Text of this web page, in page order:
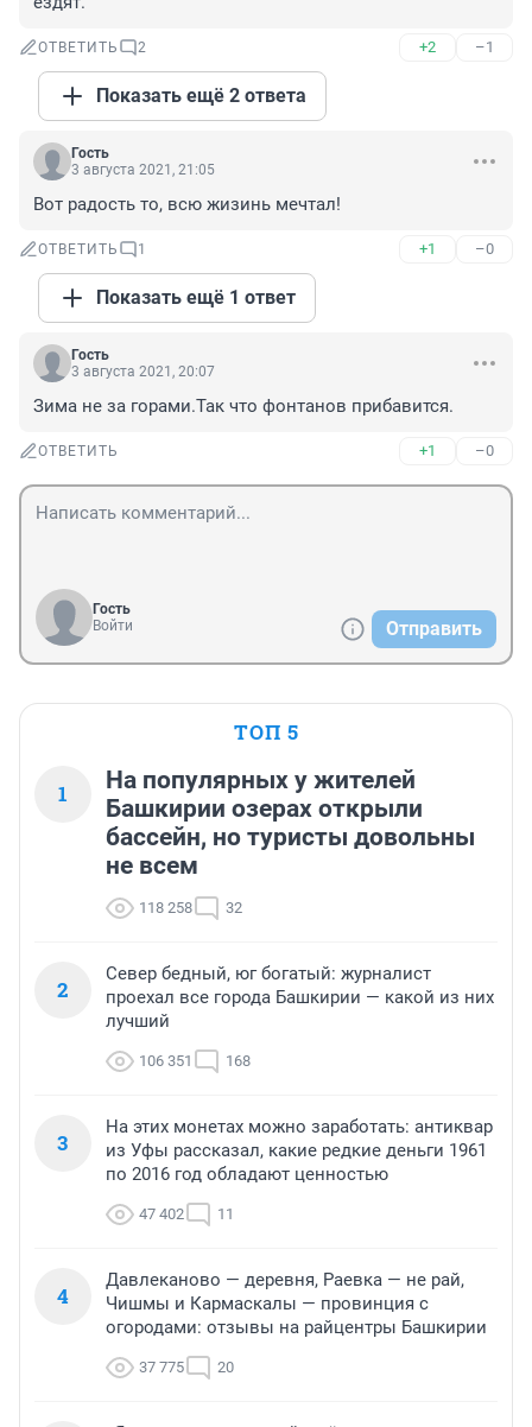
ОТВЕТИТЬ 2 +2 –1
Показать ещё 2 ответа
Гость
3 августа 2021, 21:05
Вот радость то, всю жизинь мечтал!
ОТВЕТИТЬ 1 +1 –0
Показать ещё 1 ответ
Гость
3 августа 2021, 20:07
Зима не за горами.Так что фонтанов прибавится.
ОТВЕТИТЬ +1 –0
Гость
Войти
Отправить
ТОП 5
1
На популярных у жителей
Башкирии озерах открыли
бассейн, но туристы довольны
не всем
118 258 32
2
Север бедный, юг богатый: журналист
проехал все города Башкирии — какой из них
лучший
106 351 168
3
На этих монетах можно заработать: антиквар
из Уфы рассказал, какие редкие деньги 1961
по 2016 год обладают ценностью
47 402 11
4
Давлеканово — деревня, Раевка — не рай,
Чишмы и Кармаскалы — провинция с
огородами: отзывы на райцентры Башкирии
37 775 20